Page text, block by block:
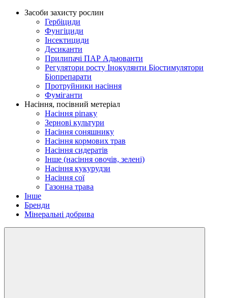
Засоби захисту рослин
Гербіциди
Фунгіциди
Інсектициди
Десиканти
Прилипачі ПАР Адьюванти
Регулятори росту Інокулянти Біостимулятори
Біопрепарати
Протруйники насіння
Фуміганти
Насіння, посівний метеріал
Насіння ріпаку
Зернові культури
Насіння соняшнику
Насіння кормових трав
Насіння сидератів
Інше (насіння овочів, зелені)
Насіння кукурудзи
Насіння сої
Газонна трава
Інше
Бренди
Мінеральні добрива